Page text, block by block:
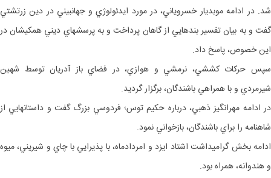
شد. در ادامه موبديار خسروياني، در مورد ايدئولوژي و جهان‎بيني در دين زرتشتي
گفت و به بيان تفسير بندهايي از گاهان پرداخت و به پرسش‎هاي ديني همكيشان در
اين خصوص، پاسخ داد.
سپس حرکات كششي، نرمشي و هوازي، در فضاي باز آدريان توسط شهين
شيرمردي و با همراهي باشندگان، برگزار گرديد.
در ادامه مهرانگيز ذهبي، درباره حكيم توس؛ فردوسي بزرگ گفت و داستان‎هايي از
شاهنامه را براي باشندگان، بازخواني نمود.
ادامه بخش گراميداشت اشتاد ايزد و امردادماه، با پذيرايي با چاي و شيريني، ميوه
و هندوانه، همراه بود.